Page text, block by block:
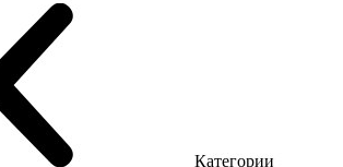
Категории